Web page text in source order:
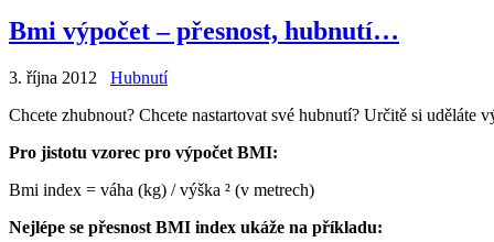
Bmi výpočet – přesnost, hubnutí…
3. října 2012
Hubnutí
Chcete zhubnout? Chcete nastartovat své hubnutí? Určitě si
Pro jistotu vzorec pro výpočet BMI:
Bmi index = váha (kg) / výška ² (v metrech)
Nejlépe se přesnost BMI index ukáže na příkladu: